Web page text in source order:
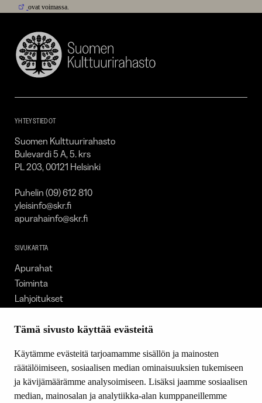
Tämä sivusto käyttää evästeitä
Käytämme evästeitä tarjoamamme sisällön ja mainosten
räätälöimiseen, sosiaalisen median ominaisuuksien tukemiseen
ja kävijämäärämme analysoimiseen. Lisäksi jaamme sosiaalisen
median, mainosalan ja analytiikka-alan kumppaneillemme
ovat voimassa.
Suomen
Kulttuurirahasto
YHTEYSTIEDOT
Suomen Kulttuurirahasto
Bulevardi 5 A, 5. krs
PL 203, 00121 Helsinki
Puhelin (09) 612 810
yleisinfo@skr.fi
apurahainfo@skr.fi
SIVUKARTTA
Apurahat
Toiminta
Lahjoitukset
Ajankohtaista
Yhteystiedot
SEURAA MEITÄ